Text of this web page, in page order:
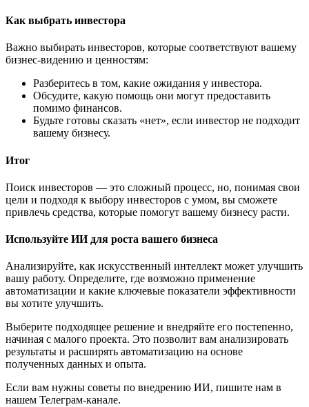
Как выбрать инвестора
Важно выбирать инвесторов, которые соответствуют вашему
бизнес-видению и ценностям:
Разберитесь в том, какие ожидания у инвестора.
Обсудите, какую помощь они могут предоставить
помимо финансов.
Будьте готовы сказать «нет», если инвестор не подходит
вашему бизнесу.
Итог
Поиск инвесторов — это сложный процесс, но, понимая свои
цели и подходя к выбору инвесторов с умом, вы сможете
привлечь средства, которые помогут вашему бизнесу расти.
Используйте ИИ для роста вашего бизнеса
Анализируйте, как искусственный интеллект может улучшить
вашу работу. Определите, где возможно применение
автоматизации и какие ключевые показатели эффективности
вы хотите улучшить.
Выберите подходящее решение и внедряйте его постепенно,
начиная с малого проекта. Это позволит вам анализировать
результаты и расширять автоматизацию на основе
полученных данных и опыта.
Если вам нужны советы по внедрению ИИ, пишите нам в
нашем Телеграм-канале.